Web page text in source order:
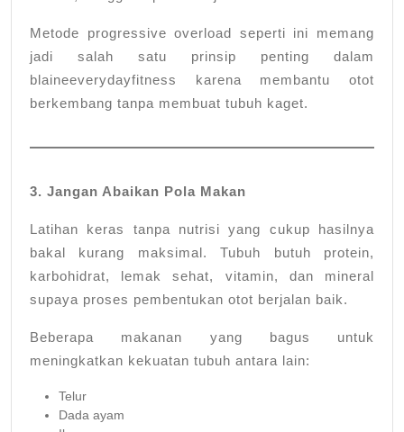
Metode progressive overload seperti ini memang
jadi salah satu prinsip penting dalam
blaineeverydayfitness karena membantu otot
berkembang tanpa membuat tubuh kaget.
3. Jangan Abaikan Pola Makan
Latihan keras tanpa nutrisi yang cukup hasilnya
bakal kurang maksimal. Tubuh butuh protein,
karbohidrat, lemak sehat, vitamin, dan mineral
supaya proses pembentukan otot berjalan baik.
Beberapa makanan yang bagus untuk
meningkatkan kekuatan tubuh antara lain:
Telur
Dada ayam